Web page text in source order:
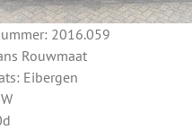
2016.059
Rouwmaat
Eibergen